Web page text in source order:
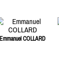
Emmanuel COLLARD